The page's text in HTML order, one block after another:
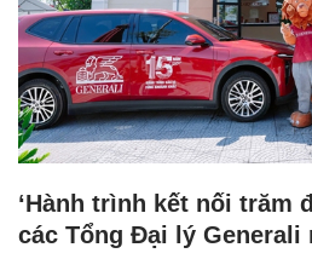
‘Hành trình kết nối trăm
các Tổng Đại lý Generali